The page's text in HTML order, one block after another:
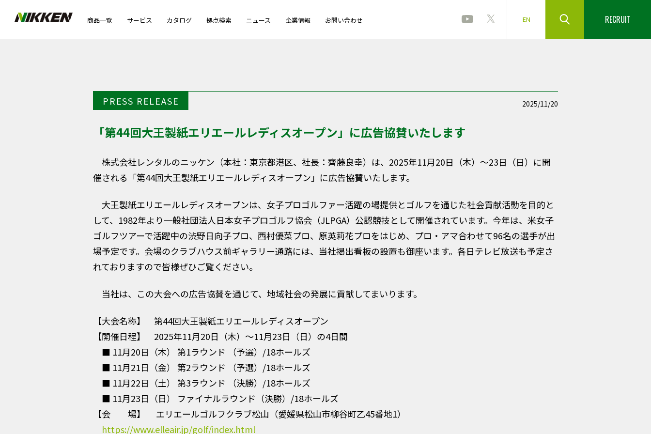
商品一覧 サービス カタログ 拠点検索 ニュース 企業情報 お問い合わせ EN RECRUIT
PRESS RELEASE 2025/11/20
「第44回大王製紙エリエールレディスオープン」に広告協賛いたします
株式会社レンタルのニッケン（本社：東京都港区、社長：齊藤良幸）は、2025年11月20日（木）～23日（日）に開
催される「第44回大王製紙エリエールレディスオープン」に広告協賛いたします。
大王製紙エリエールレディスオープンは、女子プロゴルファー活躍の場提供とゴルフを通じた社会貢献活動を目的と
して、1982年より一般社団法人日本女子プロゴルフ協会（JLPGA）公認競技として開催されています。今年は、米女子
ゴルフツアーで活躍中の渋野日向子プロ、西村優菜プロ、原英莉花プロをはじめ、プロ・アマ合わせて96名の選手が出
場予定です。会場のクラブハウス前ギャラリー通路には、当社掲出看板の設置も御座います。各日テレビ放送も予定さ
れておりますので皆様ぜひご覧ください。
当社は、この大会への広告協賛を通じて、地域社会の発展に貢献してまいります。
【大会名称】 第44回大王製紙エリエールレディスオープン
【開催日程】 2025年11月20日（木）〜11月23日（日）の4日間
■ 11月20日（木） 第1ラウンド （予選）/18ホールズ
■ 11月21日（金） 第2ラウンド （予選）/18ホールズ
■ 11月22日（土） 第3ラウンド （決勝）/18ホールズ
■ 11月23日（日） ファイナルラウンド（決勝）/18ホールズ
【会 場】 エリエールゴルフクラブ松山（愛媛県松山市柳谷町乙45番地1）
https://www.elleair.jp/golf/index.html